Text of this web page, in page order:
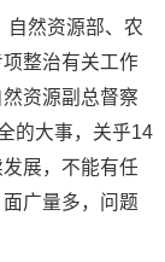
自然资源部、农
整治有关工作
资源副总督察
的大事，关乎14
展，不能有任
广量多，问题